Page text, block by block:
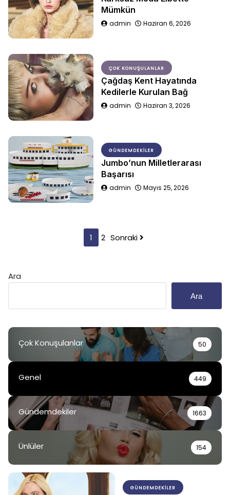
Mümkün
admin Haziran 6, 2026
ÇOK KONUŞULANLAR
Çağdaş Kent Hayatında
Kedilerle Kurulan Bağ
admin Haziran 3, 2026
GÜNDEMDEKILER
Jumbo’nun Milletlerarası
Başarısı
admin Mayıs 25, 2026
1 2 Sonraki
Ara
Ara
Çok Konuşulanlar 50
Genel 449
Gündemdekiler 1663
Ünlüler 154
GÜNDEMDEKILER